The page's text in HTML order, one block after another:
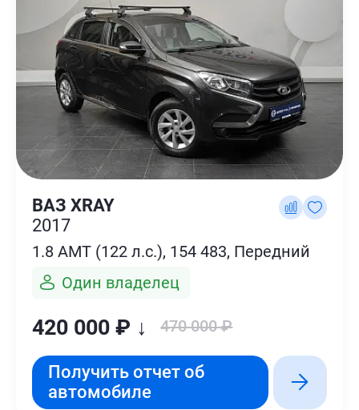
ВАЗ XRAY
2017
1.8 AMT (122 л.с.), 154 483, Передний
Один владелец
420 000 ₽ ↓ 470 000 ₽
Получить отчет об
автомобиле